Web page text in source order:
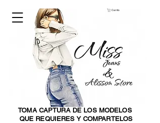
TOMA CAPTURA DE LOS MODELOS
QUE REQUIERES Y COMPARTELOS
Carrito